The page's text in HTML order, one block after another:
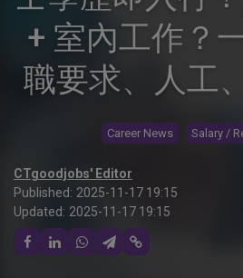
+ 室內工作？
職要求、人工
Career News Salary /
CTgoodjobs' Editor
Published: 2025-11-17 19:15
Updated: 2025-11-17 19:15